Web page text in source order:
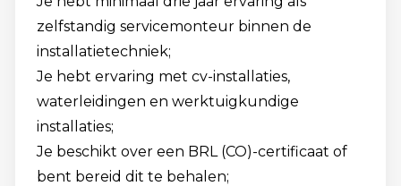
zelfstandig servicemonteur binnen de
installatietechniek;
Je hebt ervaring met cv-installaties,
waterleidingen en werktuigkundige
installaties;
Je beschikt over een BRL (CO)-certificaat of
bent bereid dit te behalen;